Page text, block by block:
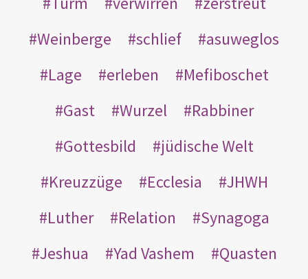
Weinberge
schlief
asuweglos
Lage
erleben
Mefiboschet
Gast
Wurzel
Rabbiner
Gottesbild
jüdische Welt
Kreuzzüge
Ecclesia
JHWH
Luther
Relation
Synagoga
Jeshua
Yad Vashem
Quasten